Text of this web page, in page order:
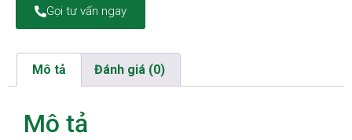
Gọi tư vấn ngay
Mô tả Đánh giá (0)
Mô tả